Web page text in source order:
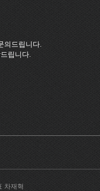
의드립니다.
립니다.
차재혁